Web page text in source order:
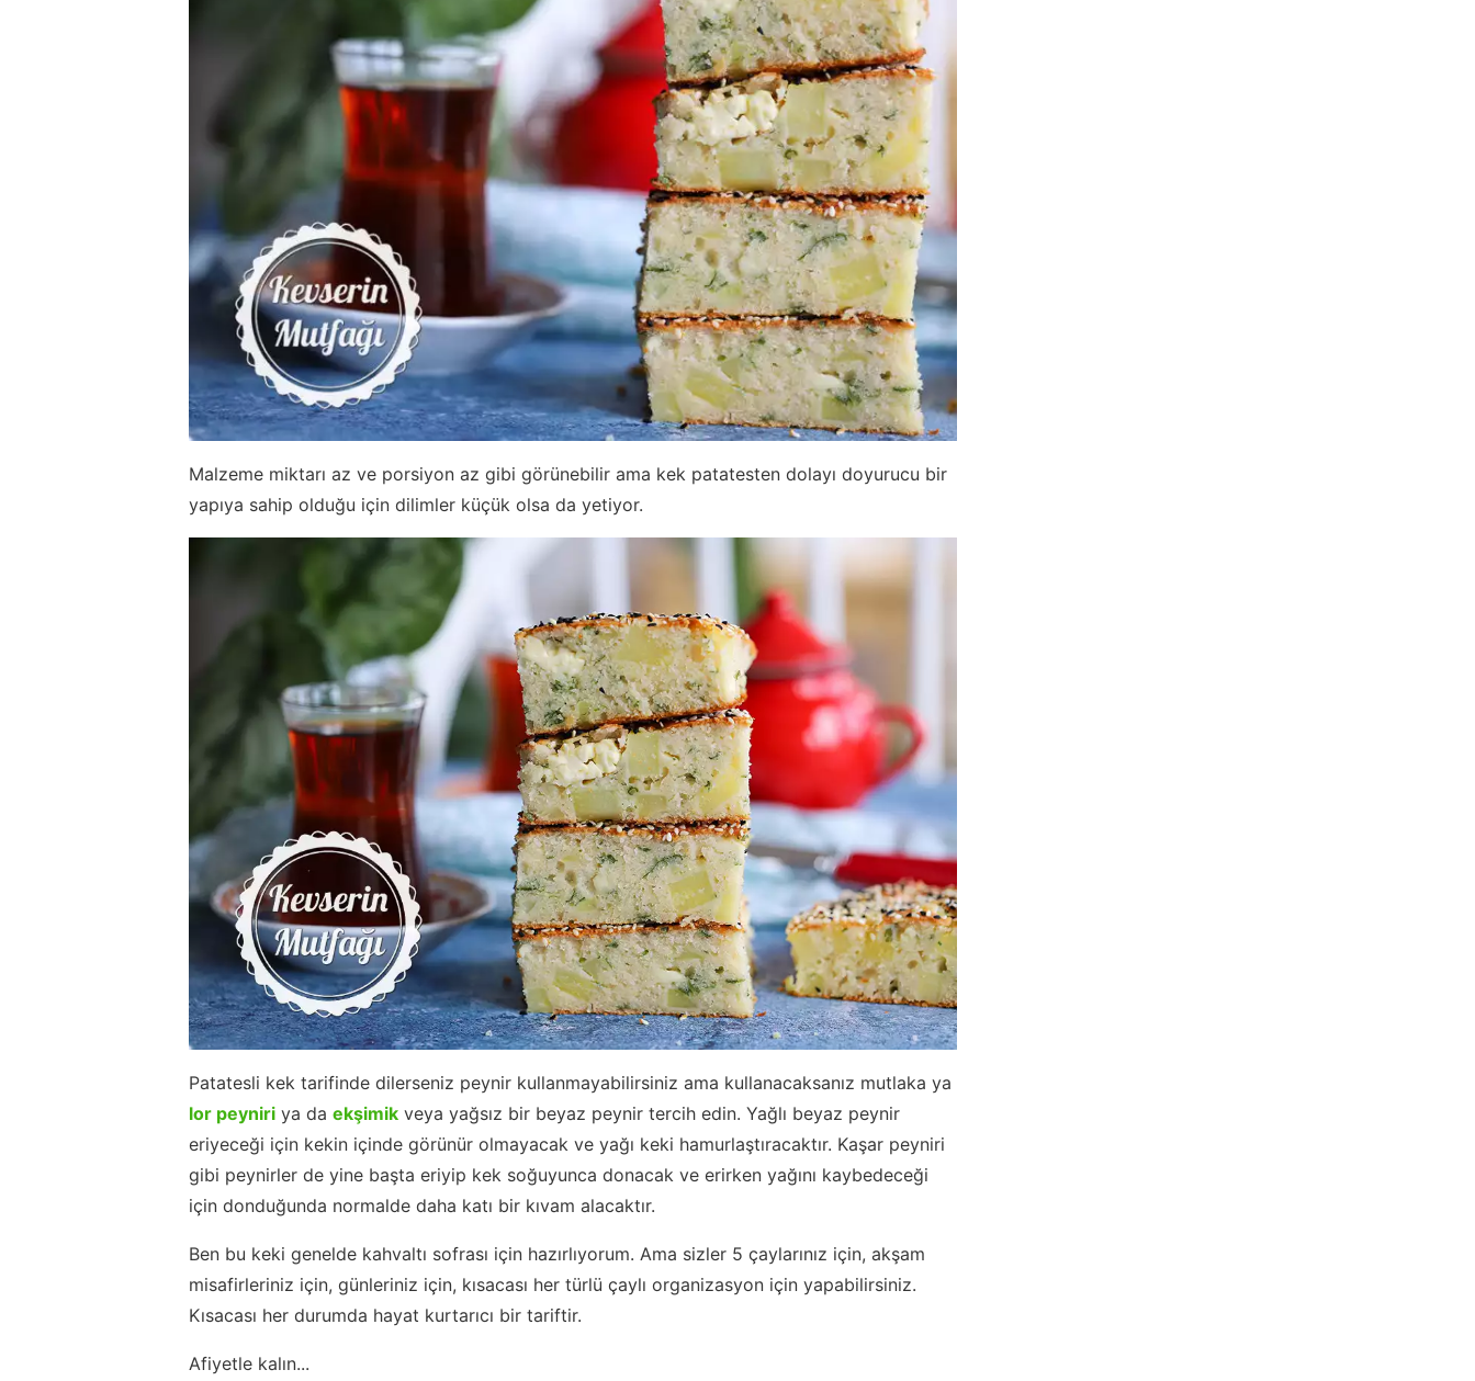
Malzeme miktarı az ve porsiyon az gibi görünebilir ama kek patatesten dolayı doyurucu bir
yapıya sahip olduğu için dilimler küçük olsa da yetiyor.
Patatesli kek tarifinde dilerseniz peynir kullanmayabilirsiniz ama kullanacaksanız mutlaka ya
lor peyniri ya da ekşimik veya yağsız bir beyaz peynir tercih edin. Yağlı beyaz peynir
eriyeceği için kekin içinde görünür olmayacak ve yağı keki hamurlaştıracaktır. Kaşar peyniri
gibi peynirler de yine başta eriyip kek soğuyunca donacak ve erirken yağını kaybedeceği
için donduğunda normalde daha katı bir kıvam alacaktır.
Ben bu keki genelde kahvaltı sofrası için hazırlıyorum. Ama sizler 5 çaylarınız için, akşam
misafirleriniz için, günleriniz için, kısacası her türlü çaylı organizasyon için yapabilirsiniz.
Kısacası her durumda hayat kurtarıcı bir tariftir.
Afiyetle kalın...